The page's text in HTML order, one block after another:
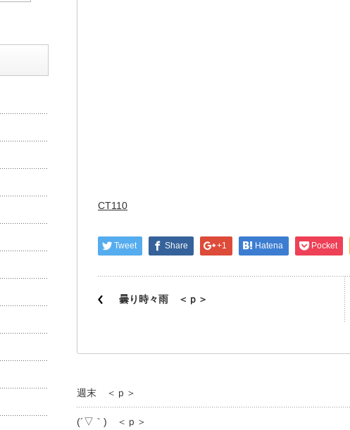
CT110
Tweet Share +1 Hatena Pocket
曇り時々雨 ＜ｐ＞
週末 ＜ｐ＞
(´▽｀) ＜ｐ＞